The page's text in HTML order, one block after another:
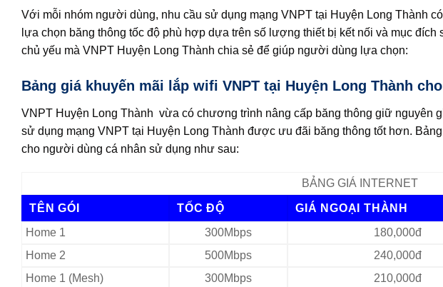
Với mỗi nhóm người dùng, nhu cầu sử dụng mạng VNPT tại Huyện Long Thành
lựa chọn băng thông tốc độ phù hợp dựa trên số lượng thiết bị kết nối và mục
chủ yếu mà VNPT Huyện Long Thành chia sẻ để giúp người dùng lựa chọn:
Bảng giá khuyến mãi lắp wifi VNPT tại Huyện Long Thành
VNPT Huyện Long Thành vừa có chương trình nâng cấp băng thông giữ nguyên
sử dụng mạng VNPT tại Huyện Long Thành được ưu đãi băng thông tốt hơn.
cho người dùng cá nhân sử dụng như sau:
BẢNG GIÁ INTERNET
TÊN GÓI TỐC ĐỘ GIÁ NGOẠI THÀNH
Home 1
300Mbps 180,000đ
Home 2
500Mbps 240,000đ
Home 1 (Mesh)
300Mbps 210,000đ